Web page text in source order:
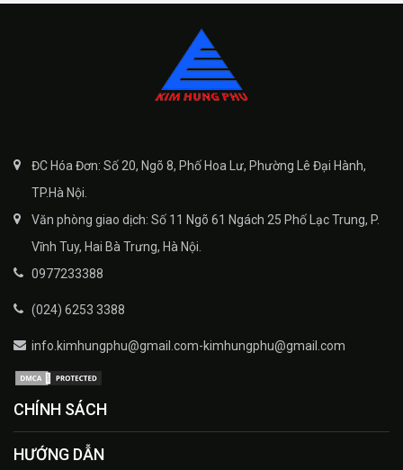
ĐC Hóa Đơn: Số 20, Ngõ 8, Phố Hoa Lư, Phường Lê Đại Hành,
TP.Hà Nội.
Văn phòng giao dịch: Số 11 Ngõ 61 Ngách 25 Phố Lạc Trung, P.
Vĩnh Tuy, Hai Bà Trưng, Hà Nội.
0977233388
(024) 6253 3388
info.kimhungphu@gmail.com-kimhungphu@gmail.com
CHÍNH SÁCH
HƯỚNG DẪN